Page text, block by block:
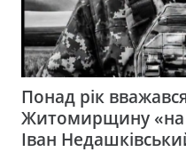
Понад рік
Житомирщину «на
Іван